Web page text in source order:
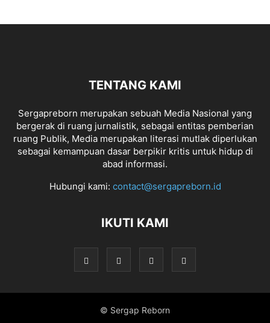
TENTANG KAMI
Sergapreborn merupakan sebuah Media Nasional yang
bergerak di ruang jurnalistik, sebagai entitas pemberian
ruang Publik, Media merupakan literasi mutlak diperlukan
sebagai kemampuan dasar berpikir kritis untuk hidup di
abad informasi.
Hubungi kami: contact@sergapreborn.id
IKUTI KAMI
© Sergap Reborn